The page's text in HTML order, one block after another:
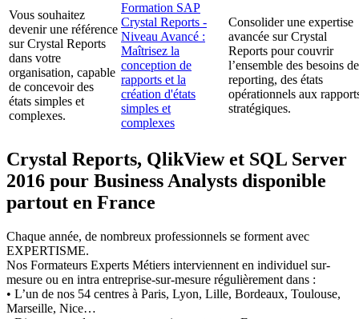
Vous souhaitez
devenir une référence
sur Crystal Reports
dans votre
organisation, capable
de concevoir des
états simples et
complexes.
Formation SAP
Crystal Reports -
Niveau Avancé :
Maîtrisez la
conception de
rapports et la
création d'états
simples et
complexes
Consolider une expertise
avancée sur Crystal
Reports pour couvrir
l’ensemble des besoins de
reporting, des états
opérationnels aux
stratégiques.
Crystal Reports, QlikView et SQL Server
2016 pour Business Analysts disponible
partout en France
Chaque année, de nombreux professionnels se forment avec
EXPERTISME.
Nos Formateurs Experts Métiers interviennent en individuel sur-
mesure ou en intra entreprise-sur-mesure régulièrement dans :
• L’un de nos 54 centres à Paris, Lyon, Lille, Bordeaux, Toulouse,
Marseille, Nice…